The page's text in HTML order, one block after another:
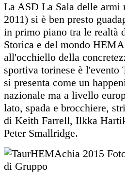
La ASD La Sala delle armi
2011) si è ben presto
in primo piano tra le realtà
Storica e del mondo
all'occhiello della
sportiva torinese è
si presenta come un
nazionale ma a livello
lato, spada e brocchiere,
di Keith Farrell, Ilkka
Peter Smallridge.